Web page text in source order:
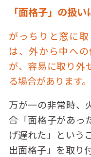
「面格子」の扱い
がっちりと窓に
は、外から中へ
が、容易に取り外
る場合があります。
万が一の非常時、
合「面格子があっ
げ遅れた」という
出面格子」を取り